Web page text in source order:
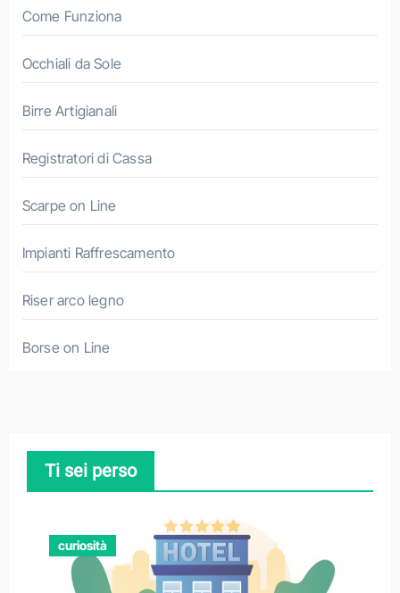
Come Funziona
Occhiali da Sole
Birre Artigianali
Registratori di Cassa
Scarpe on Line
Impianti Raffrescamento
Riser arco legno
Borse on Line
Ti sei perso
curiosità